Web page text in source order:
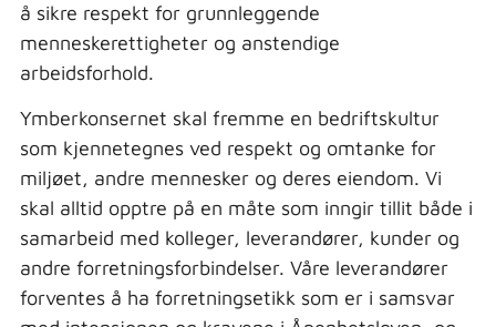
å sikre respekt for grunnleggende
menneskerettigheter og anstendige
arbeidsforhold.
Ymberkonsernet skal fremme en bedriftskultur
som kjennetegnes ved respekt og omtanke for
miljøet, andre mennesker og deres eiendom. Vi
skal alltid opptre på en måte som inngir tillit både i
samarbeid med kolleger, leverandører, kunder og
andre forretningsforbindelser. Våre leverandører
forventes å ha forretningsetikk som er i samsvar